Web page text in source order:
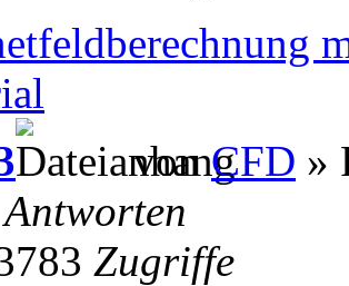
vonCFD »
Antworten
Zugriffe